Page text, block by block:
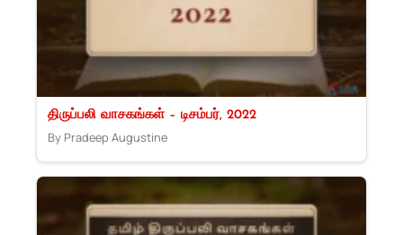
திருப்பலி வாசகங்கள் – டிசம்பர், 2022
By Pradeep Augustine